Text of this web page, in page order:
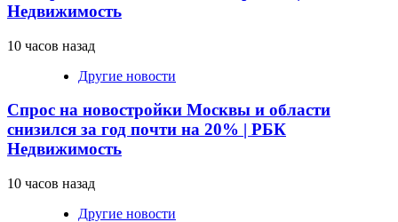
Недвижимость
10 часов назад
Другие новости
Спрос на новостройки Москвы и области
снизился за год почти на 20% | РБК
Недвижимость
10 часов назад
Другие новости